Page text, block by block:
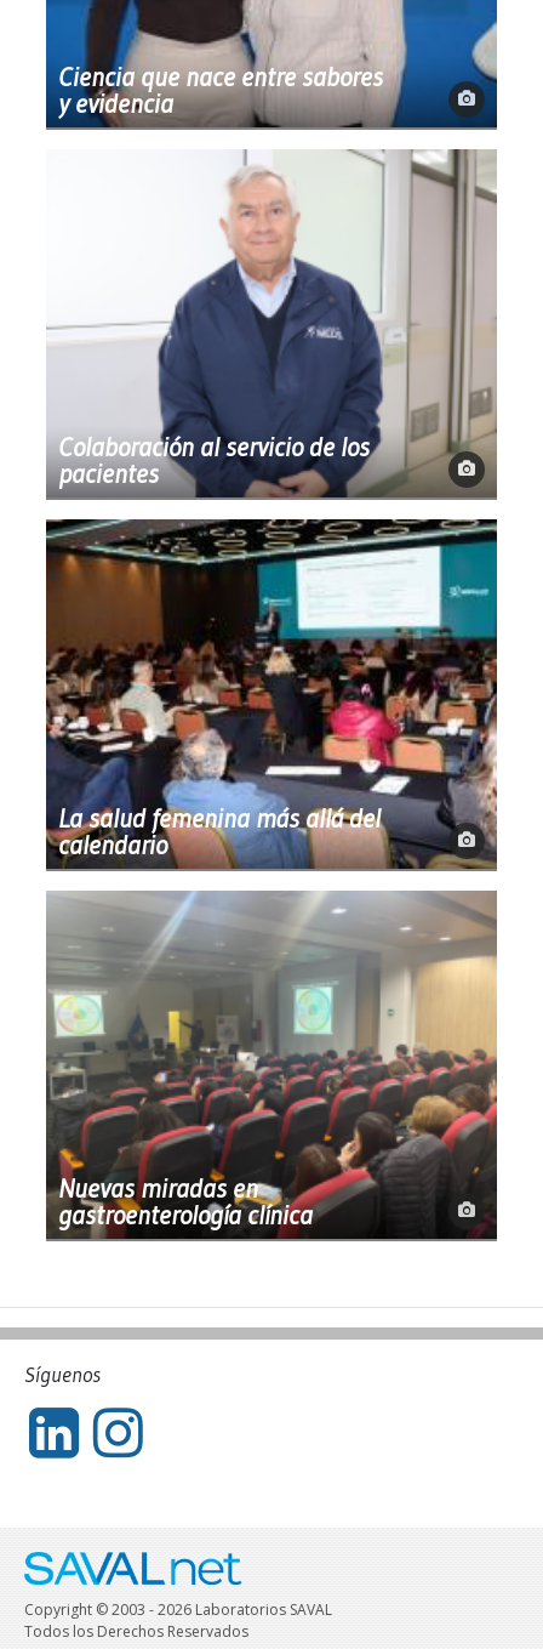
Ciencia que nace entre sabores
y evidencia
Colaboración al servicio de los
pacientes
La salud femenina más allá del
calendario
Nuevas miradas en
gastroenterología clínica
Síguenos
Copyright © 2003 - 2026 Laboratorios SAVAL
Todos los Derechos Reservados